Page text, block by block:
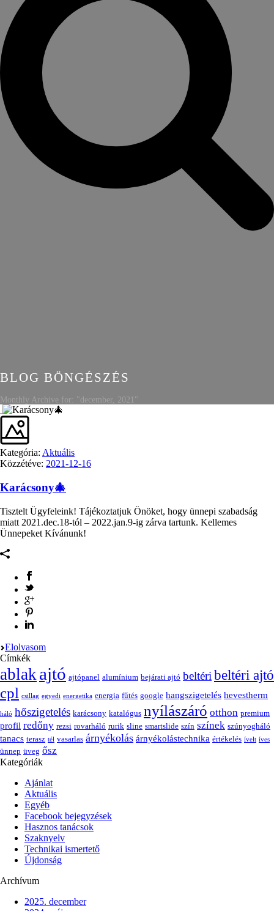
BLOG BÖNGÉSZÉS
Monthly Archive for: "december, 2021"
Kategória: Aktuális
Közzétéve: 2021-12-16
Karácsony🎄
Tisztelt Ügyfeleink! Tájékoztatjuk Önöket, hogy ünnepi szabadság
miatt 2021.dec.18-tól – 2022.jan.9-ig zárva tartunk. Kellemes
Ünnepeket Kívánunk!
Elolvasom
Címkék
ablak ajtó ajtópanel alumínium bejárati ajtó beltéri beltéri ajtó
cpl csillag egyedi energetika energia fűtés google hangszigetelés hevestherm
háló hőszigetelés karácsony katalógus nyílászáró otthon premium
profil redőny rezsi rovarháló rurik sline smartslide szín színek szúnyogháló
tanacs terasz tél vasarlas árnyékolás árnyékolástechnika értékelés ívelt íves
ünnep üveg ősz
Kategóriák
Ajánlat
Aktuális
Egyéb
Facebook bejegyzések
Hasznos tanácsok
Szaknyelv
Technikai ismertető
Újdonság
Archívum
2025. december